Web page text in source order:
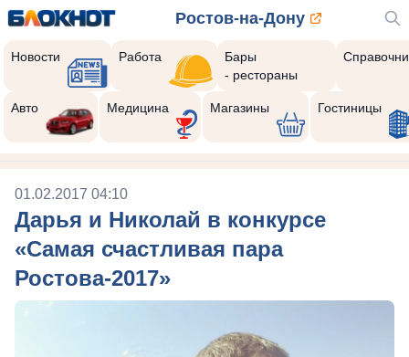
Ростов-на-Дону
Новости Работа
Бары
- рестораны
Авто Медицина Магазины Гостиницы
01.02.2017 04:10
Дарья и Николай в конкурсе
«Самая счастливая пара
Ростова-2017»